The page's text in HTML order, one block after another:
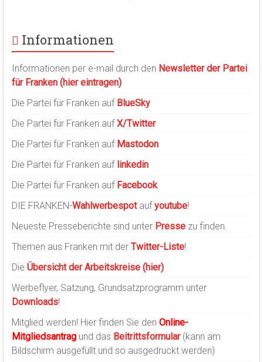
Informationen
Informationen per e-mail durch den Newsletter der Partei
für Franken (hier eintragen)
Die Partei für Franken auf BlueSky
Die Partei für Franken aufX/Twitter
Die Partei für Franken auf Mastodon
Die Partei für Franken auf linkedin
Die Partei für Franken auf Facebook
DIE FRANKEN-Wahlwerbespotaufyoutube!
Neueste Presseberichte sind unter Pressezu finden.
Themen aus Franken mit der Twitter-Liste!
Die Übersicht der Arbeitskreise (hier)
Werbeflyer, Satzung, Grundsatzprogramm unter
Downloads!
Mitglied werden! Hier finden Sie den Online-
Mitgliedsantragund das Beitrittsformular(kann am
Bildschirm ausgefüllt und so ausgedruckt werden)